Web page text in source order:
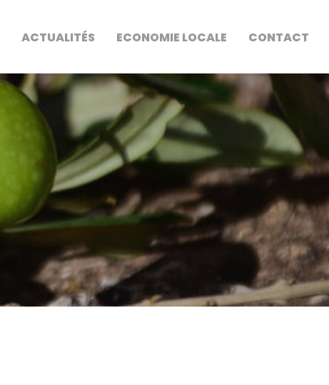
ACTUALITÉS ECONOMIE LOCALE CONTACT